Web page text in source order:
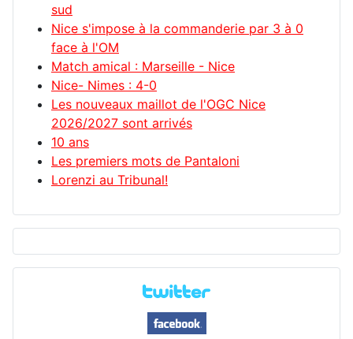
sud
Nice s'impose à la commanderie par 3 à 0
face à l'OM
Match amical : Marseille - Nice
Nice- Nimes : 4-0
Les nouveaux maillot de l'OGC Nice
2026/2027 sont arrivés
10 ans
Les premiers mots de Pantaloni
Lorenzi au Tribunal!